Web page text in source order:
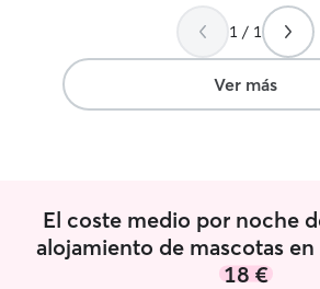
1 / 1
Ver más
El coste medio por noche
alojamiento de mascotas
18 €